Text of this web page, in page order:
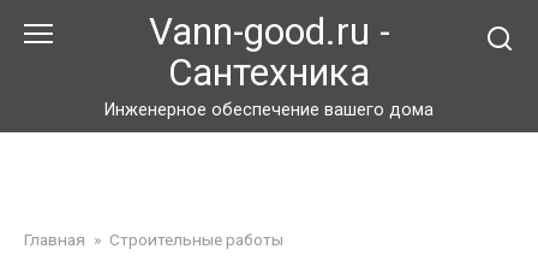
Vann-good.ru -
Сантехника
Инженерное обеспечение вашего дома
Главная » Строительные работы